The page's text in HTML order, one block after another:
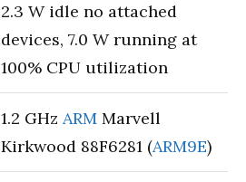
2.3 W idle no attached
devices, 7.0 W running at
100% CPU utilization
1.2 GHz ARM Marvell
Kirkwood 88F6281 (ARM9E)